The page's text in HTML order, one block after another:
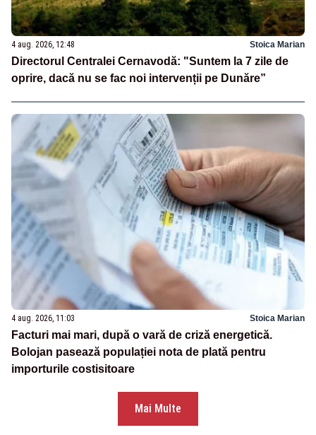
4 aug. 2026, 12:48 Stoica Marian
Directorul Centralei Cernavodă: "Suntem la 7 zile de
oprire, dacă nu se fac noi intervenții pe Dunăre”
4 aug. 2026, 11:03 Stoica Marian
Facturi mai mari, după o vară de criză energetică.
Bolojan pasează populației nota de plată pentru
importurile costisitoare
Mai Multe